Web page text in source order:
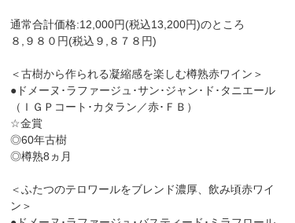
通常合計価格:12,000円(税込13,200円)のところ
８,９８０円(税込９,８７８円)
＜古樹から作られる凝縮感を楽しむ樽熟赤ワイン＞
●ドメーヌ･ラファージュ･サン･ジャン･ド･タニエール
（ＩＧＰコート･カタラン／赤･ＦＢ）
☆金賞
◎60年古樹
◎樽熟8ヵ月
＜ふたつのテロワールをブレンド濃厚、飲み頃赤ワイ
ン＞